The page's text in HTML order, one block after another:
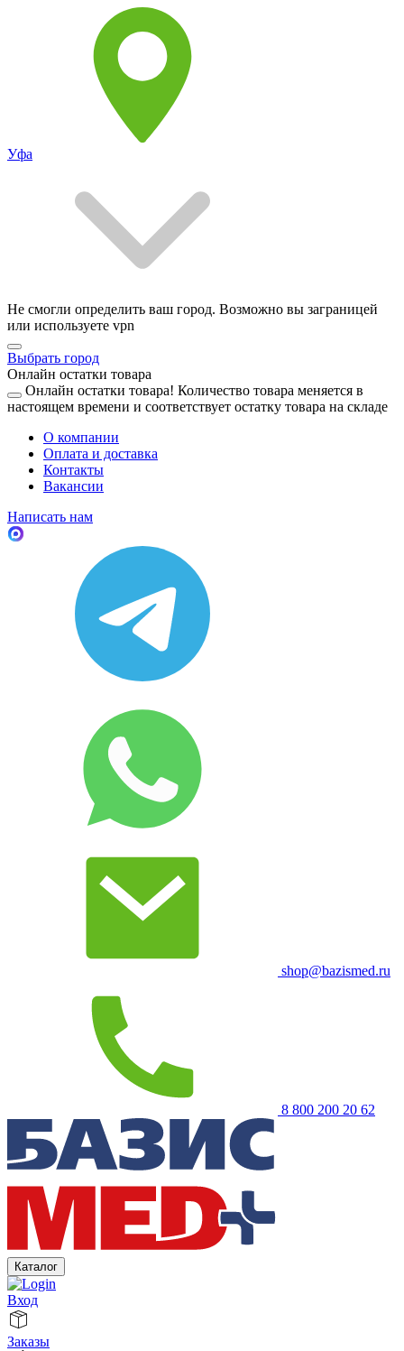
Уфа
Не смогли определить ваш город. Возможно вы заграницей
или используете vpn
Выбрать город
Онлайн остатки товара
Онлайн остатки товара! Количество товара меняется в
настоящем времени и соответствует остатку товара на складе
О компании
Оплата и доставка
Контакты
Вакансии
Написать нам
shop@bazismed.ru
8 800 200 20 62
Каталог
Вход
Заказы